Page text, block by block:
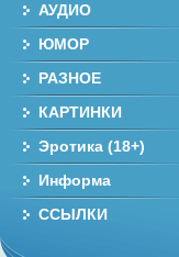
АУДИО
ЮМОР
РАЗНОЕ
КАРТИНКИ
Эротика (18+)
Информа
ССЫЛКИ